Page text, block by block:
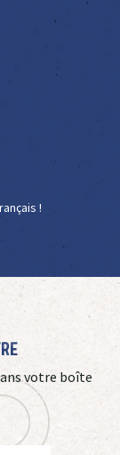
!
votre boîte